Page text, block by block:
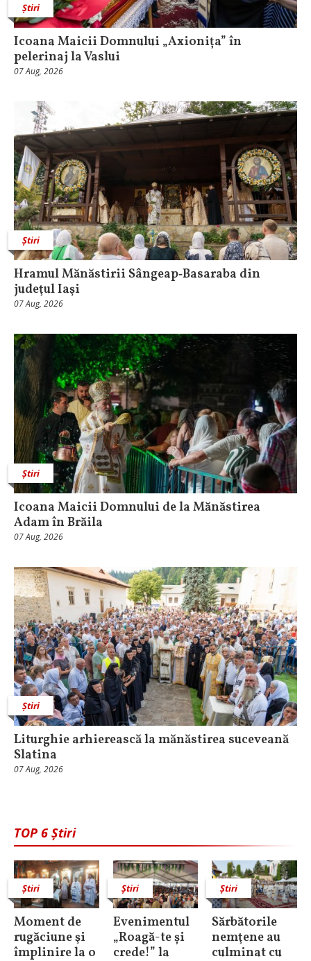
Știri
Icoana Maicii Domnului „Axionița” în
pelerinaj la Vaslui
07 Aug, 2026
Știri
Hramul Mănăstirii Sângeap‑Basaraba din
judeţul Iaşi
07 Aug, 2026
Știri
Icoana Maicii Domnului de la Mănăstirea
Adam în Brăila
07 Aug, 2026
Știri
Liturghie arhierească la mănăstirea suceveană
Slatina
07 Aug, 2026
TOP 6 Știri
Știri
Moment de
rugăciune şi
împlinire la o
Știri
Evenimentul
„Roagă-te și
crede!” la
Știri
Sărbătorile
nemţene au
culminat cu